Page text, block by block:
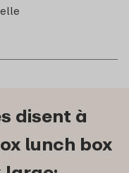
disent à
lunch box